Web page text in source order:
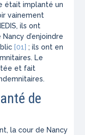
était implanté un
vainement
ils ont
d’enjoindre
[01] ; ils ont en
Le
et fait
de
la cour de Nancy